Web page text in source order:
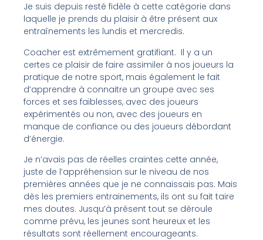
Je suis depuis resté fidèle à cette catégorie dans
laquelle je prends du plaisir à être présent aux
entraînements les lundis et mercredis.
Coacher est extrêmement gratifiant. Il y a un
certes ce plaisir de faire assimiler à nos joueurs la
pratique de notre sport, mais également le fait
d’apprendre à connaitre un groupe avec ses
forces et ses faiblesses, avec des joueurs
expérimentés ou non, avec des joueurs en
manque de confiance ou des joueurs débordant
d’énergie.
Je n’avais pas de réelles craintes cette année,
juste de l’appréhension sur le niveau de nos
premières années que je ne connaissais pas. Mais
dès les premiers entrainements, ils ont su fait taire
mes doutes. Jusqu’à présent tout se déroule
comme prévu, les jeunes sont heureux et les
résultats sont réellement encourageants.